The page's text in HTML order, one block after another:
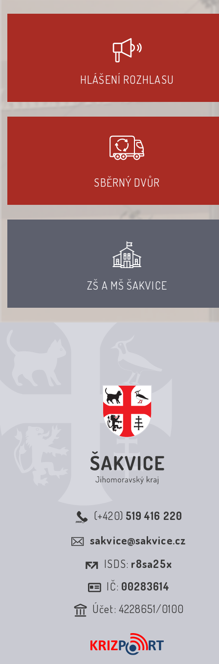
HLÁŠENÍ ROZHLASU
SBĚRNÝ DVŮR
ZŠ A MŠ ŠAKVICE
(+420) 519 416 220
sakvice@sakvice.cz
ISDS: r8sa25x
IČ: 00283614
Účet: 4228651/0100